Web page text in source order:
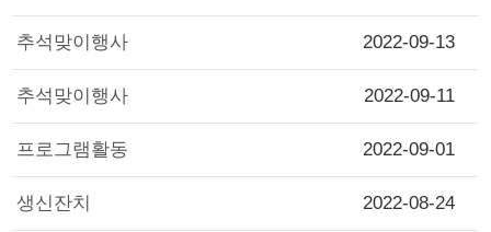
추석맞이행사 2022-09-13
추석맞이행사 2022-09-11
프로그램활동 2022-09-01
생신잔치 2022-08-24